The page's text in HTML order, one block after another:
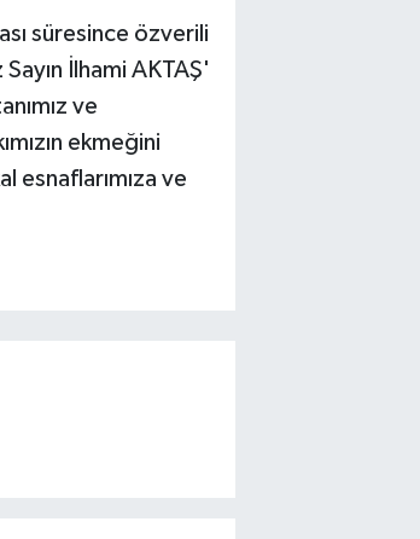
süresince özverili
İlhami AKTAŞ'
ve
ekmeğini
esnaflarımıza ve